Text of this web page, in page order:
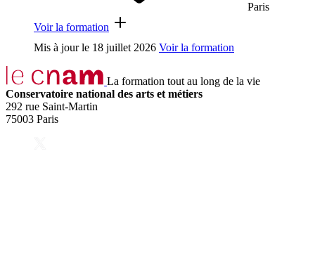
Paris
Voir la formation
Mis à jour le 18 juillet 2026 Voir la formation
La formation tout au long de la vie
Conservatoire national des arts et métiers
292 rue Saint-Martin
75003 Paris